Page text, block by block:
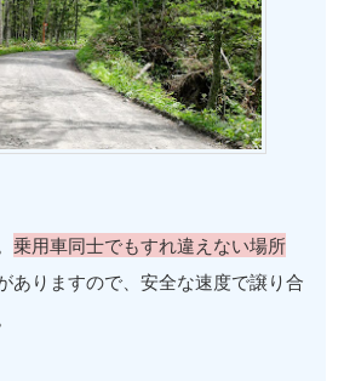
乗用車同士でもすれ違えない場所
ありますので、安全な速度で譲り合